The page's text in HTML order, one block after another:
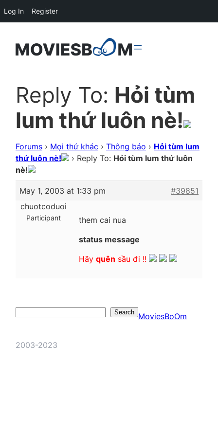
Reply To: Hỏi tùm
lum thứ luôn nè!
Forums › Mọi thứ khác › Thông báo › Hỏi tùm lum
thứ luôn nè!
› Reply To: Hỏi tùm lum thứ luôn
nè!
May 1, 2003 at 1:33 pm
#39851
chuotcoduoi
Participant
them cai nua
status message
Hãy quên sầu đi !!
Search MoviesBoOm
2003-2023
Log In Register